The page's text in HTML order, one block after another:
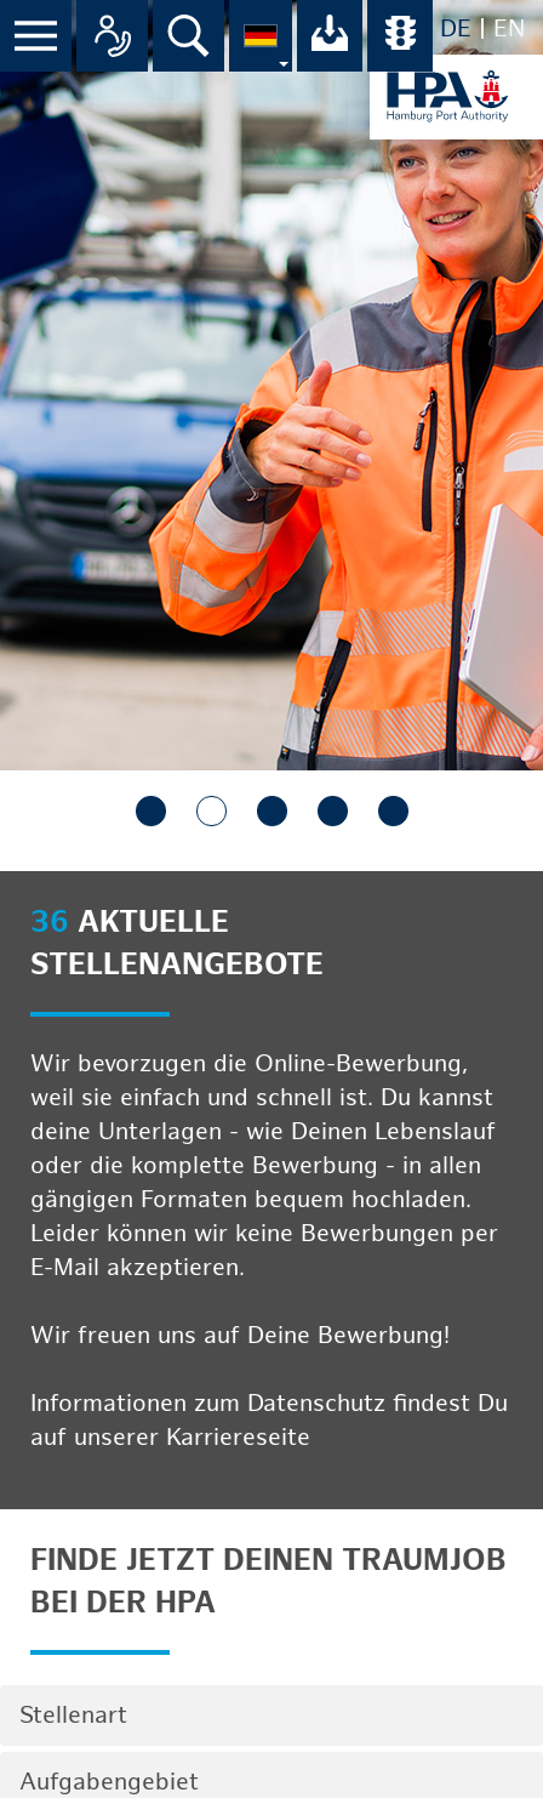
DE EN
Suche Ihr Download-
36 AKTUELLE
STELLENANGEBOTE
Wir bevorzugen die Online-Bewerbung,
weil sie einfach und schnell ist. Du kannst
deine Unterlagen - wie Deinen Lebenslauf
oder die komplette Bewerbung - in allen
gängigen Formaten bequem hochladen.
Leider können wir keine Bewerbungen per
E-Mail akzeptieren.
Wir freuen uns auf Deine Bewerbung!
Informationen zum Datenschutz findest Du
auf unserer Karriereseite
FINDE JETZT DEINEN TRAUMJOB
BEI DER HPA
Stellenart
Aufgabengebiet